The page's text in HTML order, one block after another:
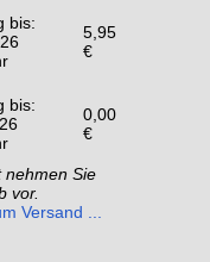
bis:
5,95
€
bis:
0,00
€
nehmen Sie
vor.
Versand ...